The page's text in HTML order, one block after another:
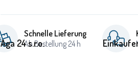
Schnelle Lieferung
Ab Bestellung 24 h
Aga 24 s.r.o.